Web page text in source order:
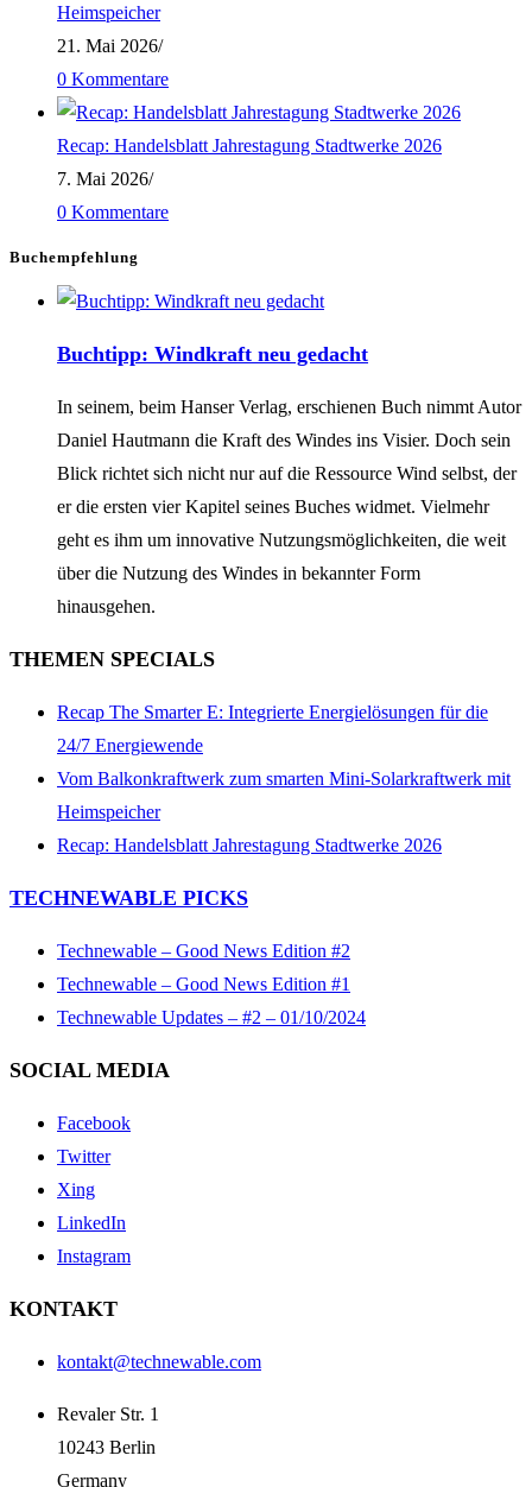
Heimspeicher
21. Mai 2026/
0 Kommentare
Recap: Handelsblatt Jahrestagung Stadtwerke 2026
7. Mai 2026/
0 Kommentare
Buchempfehlung
Buchtipp: Windkraft neu gedacht
In seinem, beim Hanser Verlag, erschienen Buch nimmt Autor
Daniel Hautmann die Kraft des Windes ins Visier. Doch sein
Blick richtet sich nicht nur auf die Ressource Wind selbst, der
er die ersten vier Kapitel seines Buches widmet. Vielmehr
geht es ihm um innovative Nutzungsmöglichkeiten, die weit
über die Nutzung des Windes in bekannter Form
hinausgehen.
THEMEN SPECIALS
Recap The Smarter E: Integrierte Energielösungen für die
24/7 Energiewende
Vom Balkonkraftwerk zum smarten Mini-Solarkraftwerk mit
Heimspeicher
Recap: Handelsblatt Jahrestagung Stadtwerke 2026
TECHNEWABLE PICKS
Technewable – Good News Edition #2
Technewable – Good News Edition #1
Technewable Updates – #2 – 01/10/2024
SOCIAL MEDIA
Facebook
Twitter
Xing
LinkedIn
Instagram
KONTAKT
kontakt@technewable.com
Revaler Str. 1
10243 Berlin
Germany